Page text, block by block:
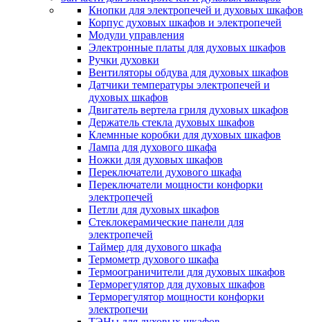
Кнопки для электропечей и духовых шкафов
Корпус духовых шкафов и электропечей
Модули управления
Электронные платы для духовых шкафов
Ручки духовки
Вентиляторы обдува для духовых шкафов
Датчики температуры электропечей и
духовых шкафов
Двигатель вертела гриля духовых шкафов
Держатель стекла духовых шкафов
Клемнные коробки для духовых шкафов
Лампа для духового шкафа
Ножки для духовых шкафов
Переключатели духового шкафа
Переключатели мощности конфорки
электропечей
Петли для духовых шкафов
Стеклокерамические панели для
электропечей
Таймер для духового шкафа
Термометр духового шкафа
Термоограничители для духовых шкафов
Терморегулятор для духовых шкафов
Терморегулятор мощности конфорки
электропечи